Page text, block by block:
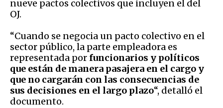
nueve pactos colectivos que incluyen el del
OJ.
“Cuando se negocia un pacto colectivo en el
sector público, la parte empleadora es
representada por funcionarios y políticos
que están de manera pasajera en el cargo y
que no cargarán con las consecuencias de
sus decisiones en el largo plazo“, detalló el
documento.